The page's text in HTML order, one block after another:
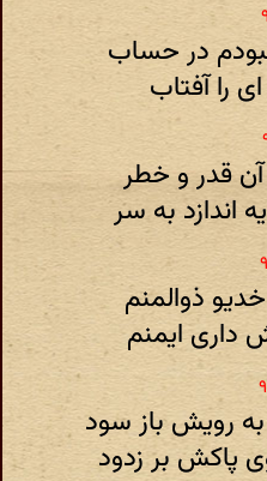
در حساب
را آفتاب
قدر و خطر
به سر
ذوالمنم
داری ایمنم
رویش باز سود
پاکش بر زدود